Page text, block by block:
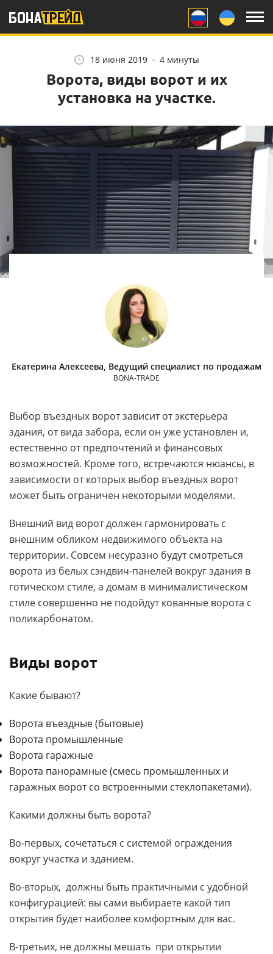
Заказчику
Цвет забора: ожидание
и реальность
Монтажникам
Как при монтажных
работах защититься от
укусов комаров.
Советы монтажной
бригаде
Другое
Забор, как звено
личностного портрета.
НАШ YOUTUBE
18 июня 2019 4 минуты
Ворота, виды ворот и их
установка на участке.
Екатерина Алексеева, Ведущий специалист по продажам
BONA-TRADE
Выбор въездных ворот зависит от экстерьера
здания, от вида забора, если он уже установлен и,
естественно от предпочтений и финансовых
возможностей. Кроме того, встречаются нюансы, в
зависимости от которых выбор въездных ворот
может быть ограничен некоторыми моделями.
Внешний вид ворот должен гармонировать с
внешним обликом недвижимого объекта на
территории. Совсем несуразно будут смотреться
ворота из белых сэндвич-панелей вокруг здания в
готическом стиле, а домам в минималистическом
стиле совершенно не подойдут кованные ворота с
поликарбонатом.
Виды ворот
Какие бывают?
Ворота въездные (бытовые)
Ворота промышленные
Ворота гаражные
Ворота панорамные (смесь промышленных и
гаражных ворот со встроенными стеклопакетами).
Какими должны быть ворота?
Во-первых, сочетаться с системой ограждения
вокруг участка и зданием.
Во-вторых, должны быть практичными с удобной
конфигурацией: вы сами выбираете какой тип
открытия будет наиболее комфортным для вас.
В-третьих, не должны мешать при открытии